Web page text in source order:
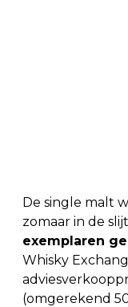
De single malt
zomaar in de
exemplaren
Whisky
(omgerekend